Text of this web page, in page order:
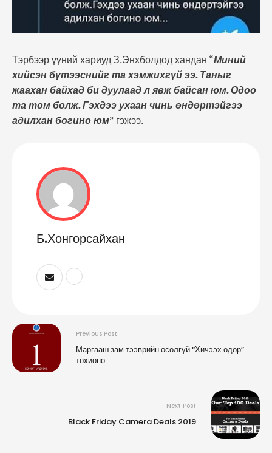
Тэрбээр үүний хариуд З.Энхболдод хандан “Миний
хийсэн бүтээснийг та хэмжихгүй ээ. Таныг
жаахан байхад би дуулаад л явж байсан юм. Одоо
та том болж. Гэхдээ ухаан чинь өндөртэйгээ
адилхан богино юм” гэжээ.
Б.Хонгорсайхан
Previous Post
Маргааш зам тээврийн осолгүй “Хичээх өдөр”
тохионо
Next Post
Black Friday Camera Deals 2019